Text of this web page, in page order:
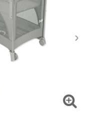
next